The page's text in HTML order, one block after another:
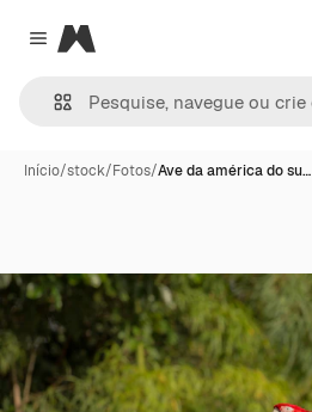
Close menu
Magnific
Início/stock/Fotos/Ave da américa do su…